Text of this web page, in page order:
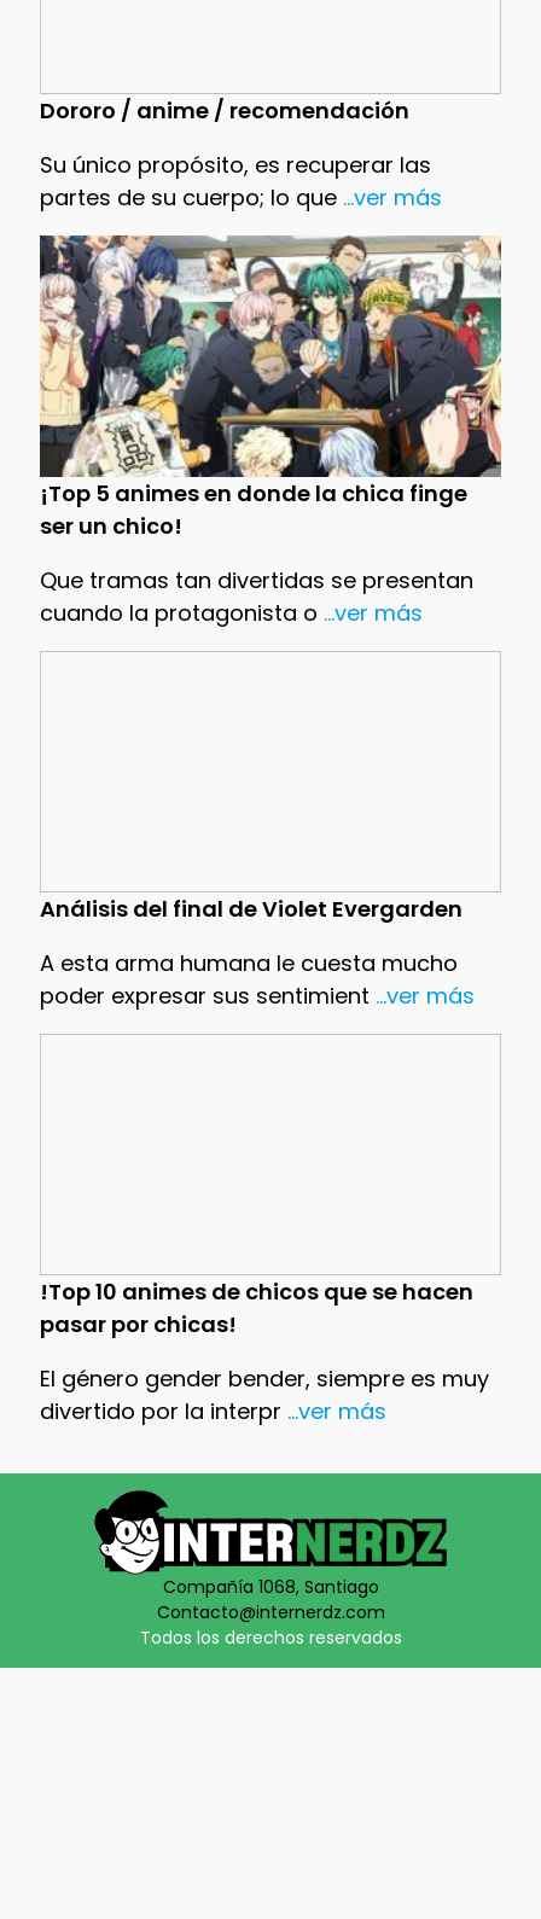
Dororo / anime / recomendación
Su único propósito, es recuperar las
partes de su cuerpo; lo que...ver más
¡Top 5 animes en donde la chica finge
ser un chico!
Que tramas tan divertidas se presentan
cuando la protagonista o ...ver más
Análisis del final de Violet Evergarden
A esta arma humana le cuesta mucho
poder expresar sus sentimient ...ver más
!Top 10 animes de chicos que se hacen
pasar por chicas!
El género gender bender, siempre es muy
divertido por la interpr ...ver más
Compañía 1068, Santiago
Contacto@internerdz.com
Todos los derechos reservados